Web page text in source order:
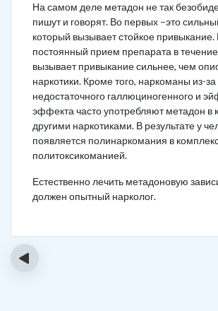
На самом деле метадон не так
пишут и говорят. Во первых –это
который вызывает стойкое привыкание.
постоянный прием препарата в
вызывает привыкание сильнее, чем
наркотики. Кроме того, наркоманы из-за
недостаточного галлюциногенного и
эффекта часто употребляют метадон в
другими наркотиками. В результате у
появляется полинаркомания в
политоксикоманией.
Естественно лечить метадоновую
должен опытный нарколог.
‹